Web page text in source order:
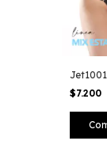
Jet1001
$7.200